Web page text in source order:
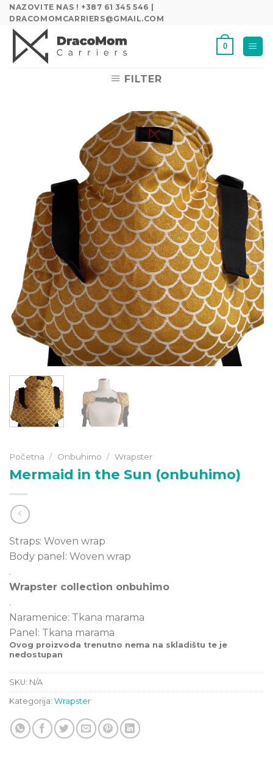
Skip
content
NAZOVITE NAS ! +387 61 345 546 |
DRACOMOMCARRIERS@GMAIL.COM
0
FILTER
Početna / Onbuhimo / Wrapster
Mermaid in the Sun (onbuhimo)
Straps: Woven wrap
Body panel: Woven wrap
.
Wrapster collection onbuhimo
.
Naramenice: Tkana marama
Panel: Tkana marama
Ovog proizvoda trenutno nema na skladištu te je
nedostupan
SKU: N/A
Kategorija: Wrapster